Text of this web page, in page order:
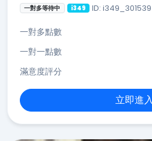
一對多等待中 i349 ID: i349_301539
一對多點數
一對一點數
滿意度評分
立即進